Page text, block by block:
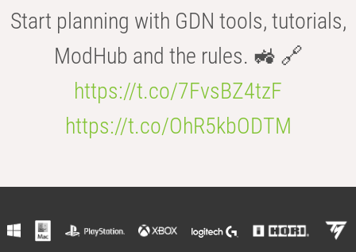
Start planning with GDN tools, tutorials,
ModHub and the rules. 🚜 🔗
https://t.co/7FvsBZ4tzF
https://t.co/OhR5kbODTM